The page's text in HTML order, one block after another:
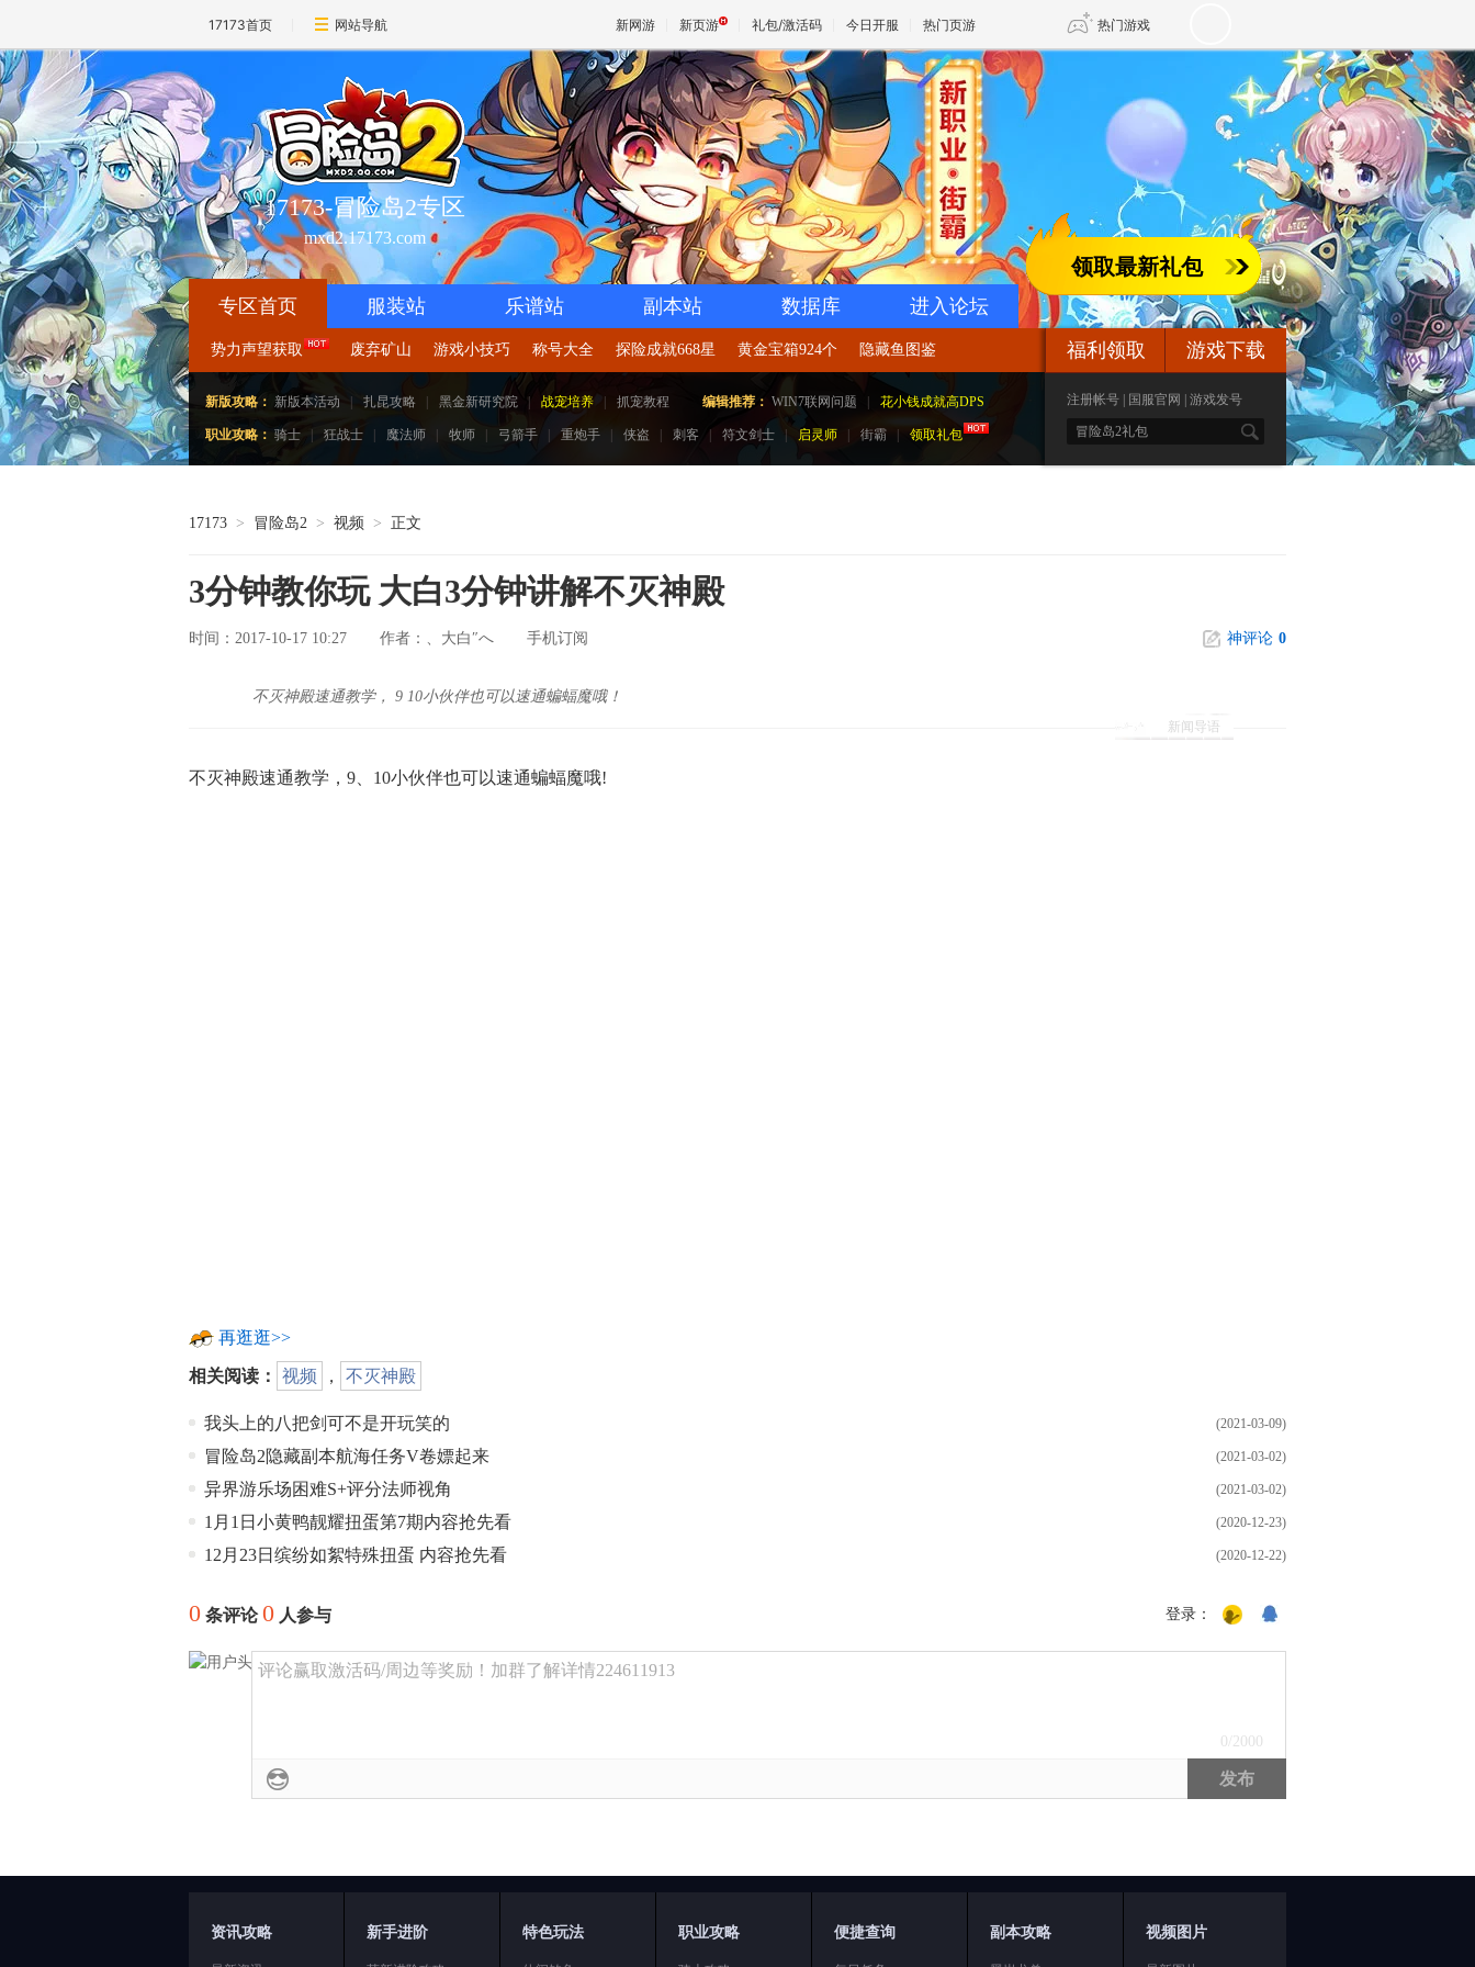
17173首页 网站导航 新网游 新页游 礼包/激活码 今日开服 热门页游 热门游戏
魔兽 传奇4
天堂 剑网3旗舰版 新天龙八部
王权与自由 诛仙世界 新仙侠5
17173-冒险岛2专区
mxd2.17173.com
专区首页 服装站 乐谱站 副本站 数据库 进入论坛
势力声望获取 废弃矿山 游戏小技巧 称号大全 探险成就668星 黄金宝箱924个 隐藏鱼图鉴
新版攻略： 新版本活动 扎昆攻略 黑金新研究院 战宠培养 抓宠教程 编辑推荐： WIN7联网问题 花小钱成就高DPS
职业攻略： 骑士 狂战士 魔法师 牧师 弓箭手 重炮手 侠盗 刺客 符文剑士 启灵师 街霸 领取礼包
福利领取 游戏下载
注册帐号 国服官网 游戏发号
领取最新礼包
17173 > 冒险岛2 > 视频 > 正文
3分钟教你玩 大白3分钟讲解不灭神殿
时间：2017-10-17 10:27 作者： 、大白″へ 手机订阅 神评论 0
新闻导语
不灭神殿速通教学， 9 10小伙伴也可以速通蝙蝠魔哦！
不灭神殿速通教学，9、10小伙伴也可以速通蝙蝠魔哦!
再逛逛>>
相关阅读： 视频 ， 不灭神殿
(2021-03-09)
我头上的八把剑可不是开玩笑的
(2021-03-02)
冒险岛2隐藏副本航海任务V卷嫖起来
(2021-03-02)
异界游乐场困难S+评分法师视角
(2020-12-23)
1月1日小黄鸭靓耀扭蛋第7期内容抢先看
(2020-12-22)
12月23日缤纷如絮特殊扭蛋 内容抢先看
0 条评论0 人参与 登录：
评论赢取激活码/周边等奖励！加群了解详情224611913
0 /2000
发布
资讯攻略 新手进阶 特色玩法 职业攻略 便捷查询 副本攻略 视频图片